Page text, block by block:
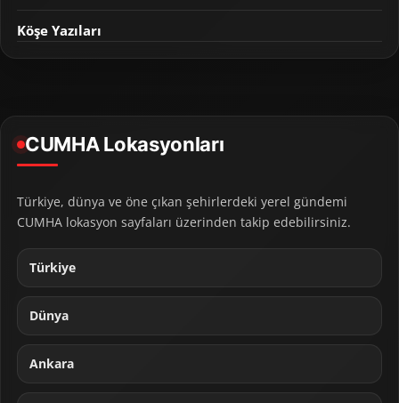
Köşe Yazıları
CUMHA Lokasyonları
Türkiye, dünya ve öne çıkan şehirlerdeki yerel gündemi
CUMHA lokasyon sayfaları üzerinden takip edebilirsiniz.
Türkiye
Dünya
Ankara